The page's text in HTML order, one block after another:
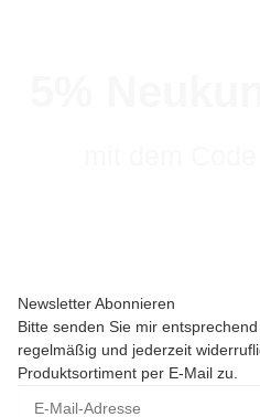
Newsletter Abonnieren
Bitte senden Sie mir
regelmäßig und jederzeit
Produktsortiment per E-Mail zu.